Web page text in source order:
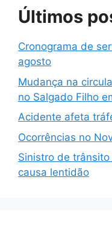
Últimos
Cronograma de
agosto
Mudança na
no Salgado Filho
Acidente afeta
Ocorrências no
Sinistro de
causa lentidão